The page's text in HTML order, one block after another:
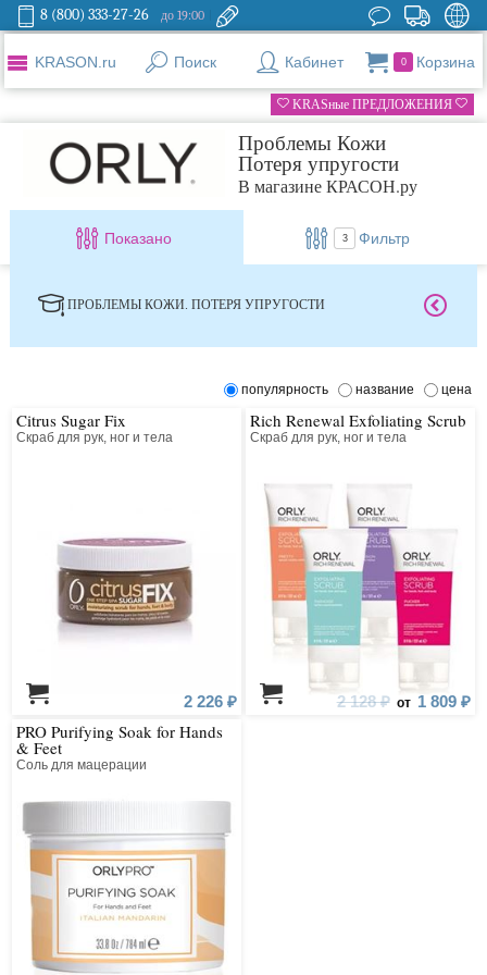
8 (800) 333-27-26 до 19:00
KRASON.ru Поиск Кабинет 0 Корзина
KRASные ПРЕДЛОЖЕНИЯ
Проблемы Кожи
Потеря упругости
В магазине КРАСОН.ру
Показано 3 Фильтр
ПРОБЛЕМЫ КОЖИ. ПОТЕРЯ УПРУГОСТИ
популярность название цена
Citrus Sugar Fix
Скраб для рук, ног и тела
2 226 ₽
Rich Renewal Exfoliating Scrub
Скраб для рук, ног и тела
2 128 ₽ от 1 809 ₽
PRO Purifying Soak for Hands
& Feet
Соль для мацерации